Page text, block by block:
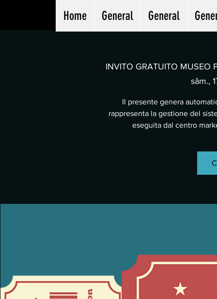
Home General General
INVITO GRATUITO MUSEO
sâm.,
Il presente genera
rappresenta la gestione del
eseguita dal centro